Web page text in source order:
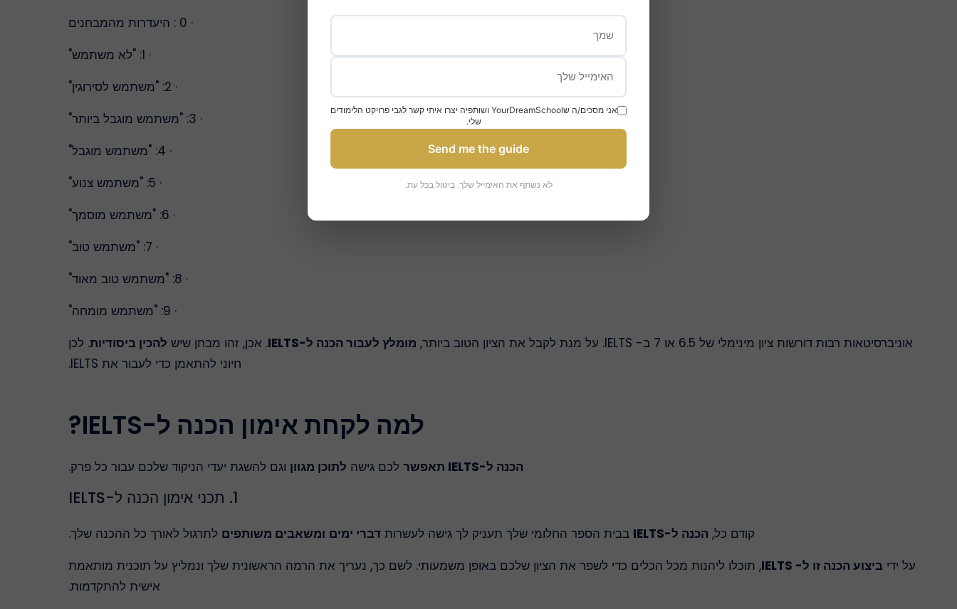
· 0 : היעדרות מהמבחנים
· 1: "לא משתמש"
· 2: "משתמש לסירוגין"
· 3: "משתמש מוגבל ביותר"
· 4: "משתמש מוגבל"
· 5: "משתמש צנוע"
· 6: "משתמש מוסמך"
· 7: "משתמש טוב"
· 8: "משתמש טוב מאוד"
· 9: "משתמש מומחה"
אוניברסיטאות רבות דורשות ציון מינימלי של 6.5 או 7 ב- IELTS. על מנת לקבל את הציון הטוב ביותר,
מומלץ לעבור הכנה ל-IELTS . אכן, זהו מבחן שיש להכין ביסודיות. לכן
חיוני להתאמן כדי לעבור את IELTS.
למה לקחת אימון הכנה ל-IELTS?
הכנה ל-IELTS תאפשר לכם גישה לתוכן מגוון וגם להשגת יעדי הניקוד שלכם עבור כל פרק.
1. תכני אימון הכנה ל-IELTS
קודם כל, הכנה ל-IELTS בבית הספר החלומי שלך תעניק לך גישה לעשרות דברי ימים ומשאבים משותפים לתרגול לאורך כל ההכנה שלך.
על ידי ביצוע הכנה זו ל- IELTS
, תוכלו ליהנות מכל הכלים כדי לשפר את הציון שלכם באופן משמעותי. לשם כך, נעריך את הרמה הראשונית שלך ונמליץ על תוכנית מותאמת
אישית להתקדמות.
אני מסכים/ה שYourDreamSchool ושותפיה יצרו איתי קשר לגבי פרויקט הלימודים
שלי.
Send me the guide
לא נשתף את האימייל שלך. ביטול בכל עת.